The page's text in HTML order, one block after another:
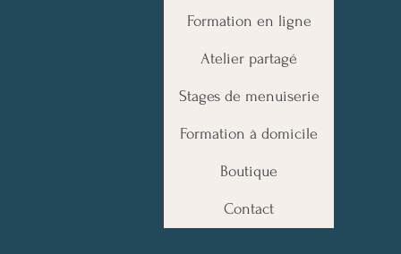
Formation en ligne
Atelier partagé
Stages de menuiserie
Formation à domicile
Boutique
Contact